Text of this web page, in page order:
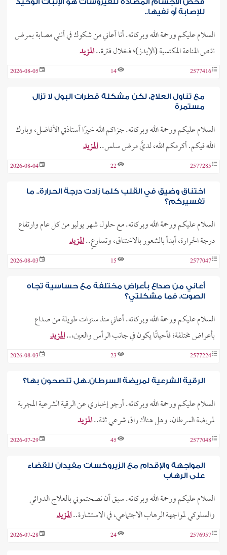
للإصابة أو نفيها..
السلام عليكم ورحمة الله وبركاته. أنا أعاني من شكوك في أنني مصابة بمرض
نقص المناعة المكتسبة (الإيدز)؛ فخلال فترة..المزيد
2577416
14
2026-08-05
مع تناول العلاج، لكن مشكلة قطرات البول لا تزال
مستمرة
السلام عليكم ورحمة الله وبركاته. جزاكم الله خيرًا أستاذتي الأفاضل، وبارك
الله فيكم. أكرمكم الله، لديَّ مرض سلس..المزيد
2577285
22
2026-08-04
اختناق وضيق في القلب كلما زادت درجة الحرارة.. ما
تفسيركم؟
السلام عليكم ورحمة الله وبركاته. مع حلول شهر يوليو من كل عام وارتفاع
درجة الحرارة، أبدأ بالشعور بالاختناق، وتسارعٍ..المزيد
2577047
15
2026-08-03
أعاني من صداع بأعراض مختلفة مع حساسية تجاه
الصوت، فما مشكلتي؟
السلام عليكم ورحمة الله وبركاته. أعاني منذ سنوات طويلة من صداع
بأعراض مختلفة؛ فأحيانًا يكون في جانب الرأس والعين،..المزيد
2577224
23
2026-08-03
الرقية الشرعية لمريضة السرطان..هل تنصحون بها؟
السلام عليكم ورحمة الله وبركاته. أرجو إخباري عن الرقية الشرعية المجربة
لمريضة السرطان، وهل هناك راق شرعي ثقة..المزيد
2577048
45
2026-07-29
المواجهة والإقدام مع الزيروكسات مفيدان للقضاء
على الرهاب
السلام عليكم ورحمة الله وبركاته. سبق أن نصحتموني بالعلاج الدوائي
والسلوكي لمواجهة الرهاب الاجتماعي، في الاستشارة..المزيد
2576957
24
2026-07-28